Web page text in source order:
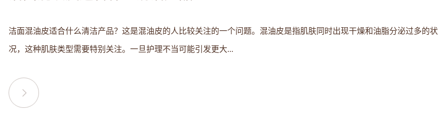
洁面混油皮适合什么清洁产品？这是混油皮的人比较关注的一个问题。混油皮是指肌肤同时出现干燥和油脂分泌过多的状
况，这种肌肤类型需要特别关注。一旦护理不当可能引发更大...